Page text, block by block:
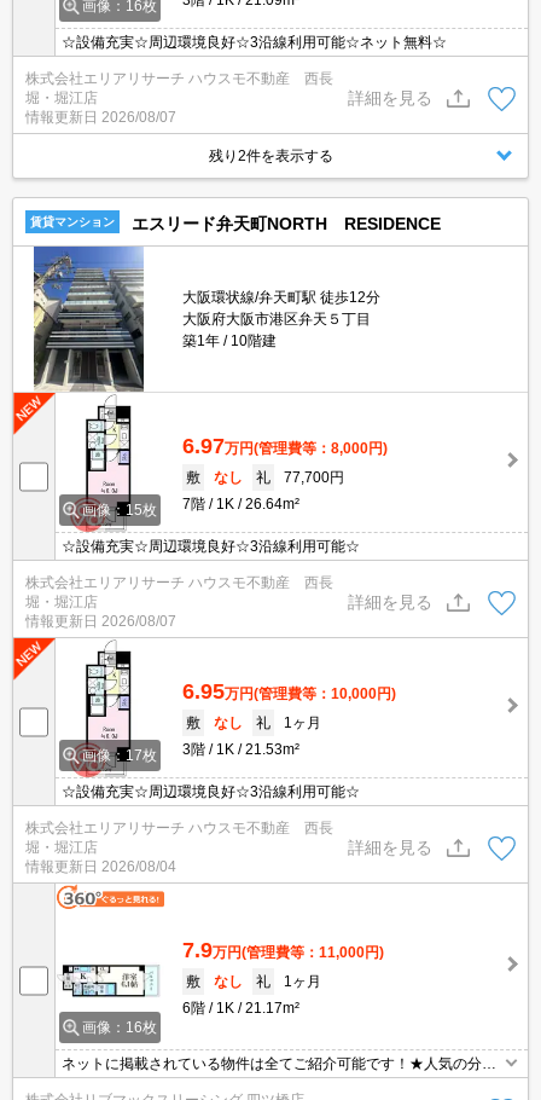
画像：16枚
☆設備充実☆周辺環境良好☆3沿線利用可能☆ネット無料☆
株式会社エリアリサーチ ハウスモ不動産 西長
堀・堀江店
情報更新日 2026/08/07
詳細を見る
残り2件を表示する
賃貸マンション エスリード弁天町NORTH RESIDENCE
大阪環状線/弁天町駅 徒歩12分
大阪府大阪市港区弁天５丁目
築1年
10階建
画像：15枚
6.97万円(管理費等：8,000円)
敷
なし 礼
77,700円
7階
1K 26.64m²
☆設備充実☆周辺環境良好☆3沿線利用可能☆
株式会社エリアリサーチ ハウスモ不動産 西長
堀・堀江店
情報更新日 2026/08/07
詳細を見る
画像：17枚
6.95万円(管理費等：10,000円)
敷
なし 礼
1ヶ月
3階
1K 21.53m²
☆設備充実☆周辺環境良好☆3沿線利用可能☆
株式会社エリアリサーチ ハウスモ不動産 西長
堀・堀江店
情報更新日 2026/08/04
詳細を見る
画像：16枚
7.9万円(管理費等：11,000円)
敷
なし 礼
1ヶ月
6階
1K 21.17m²
ネットに掲載されている物件は全てご紹介可能です！★人気の分譲